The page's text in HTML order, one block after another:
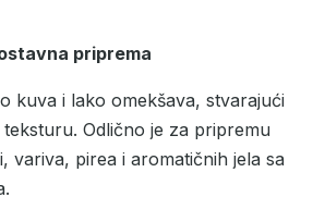
priprema
kuva i lako omekšava, stvarajući
Odlično je za pripremu
variva, pirea i aromatičnih jela sa